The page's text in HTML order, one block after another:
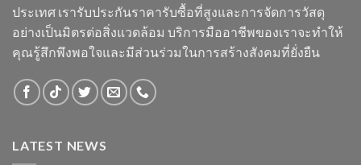
ประเทศ เรารับประกันราคารับซื้อที่สูงและการจัดการวัสดุ
อย่างเป็นมิตรต่อสิ่งแวดล้อม บริการมืออาชีพของเราจะทำให้
คุณรู้สึกพึงพอใจและมีส่วนร่วมในการสร้างสังคมที่ยั่งยืน
LATEST NEWS